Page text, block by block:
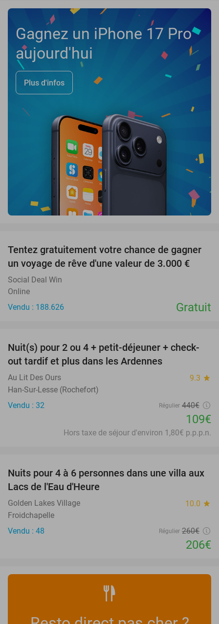
Gagnez un iPhone 17 Pro
aujourd'hui
Plus d'infos
Tentez gratuitement votre chance de gagner
un voyage de rêve d'une valeur de 3.000 €
Social Deal Win
Online
Vendu : 188.626
Gratuit
75%
Nuit(s) pour 2 ou 4 + petit-déjeuner + check-
out tardif et plus dans les Ardennes
Au Lit Des Ours 9.3 star
Han-Sur-Lesse (Rochefort)
Vendu : 32
Régulier 440€
109€
Hors taxe de séjour d'environ 1,80€ p.p.p.n.
21%
Nuits pour 4 à 6 personnes dans une villa aux
Lacs de l'Eau d'Heure
Golden Lakes Village 10.0 star
Froidchapelle
Vendu : 48
Régulier 260€
206€